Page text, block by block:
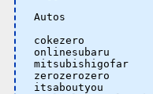
Autos
cokezero
onlinesubaru
mitsubishigofar
zerozerozero
itsaboutyou